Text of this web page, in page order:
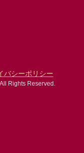
バシーポリシー
Rights Reserved.